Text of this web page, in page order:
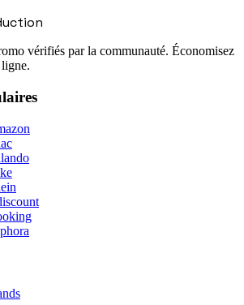
vérifiés par la communauté. Économisez